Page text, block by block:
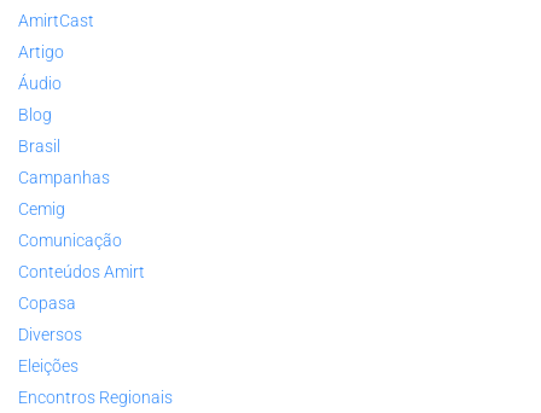
AmirtCast
Artigo
Áudio
Blog
Brasil
Campanhas
Cemig
Comunicação
Conteúdos Amirt
Copasa
Diversos
Eleições
Encontros Regionais